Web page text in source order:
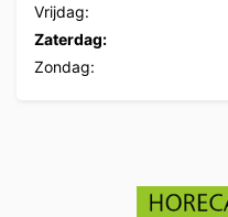
Vrijdag:
Zaterdag:
Zondag: